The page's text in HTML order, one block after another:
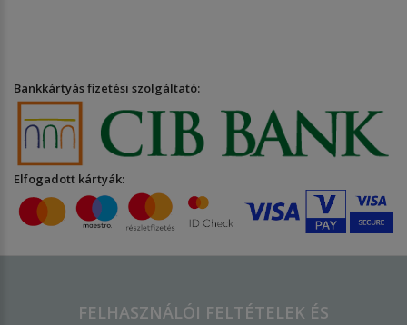
Bankkártyás fizetési szolgáltató:
Elfogadott kártyák:
FELHASZNÁLÓI FELTÉTELEK ÉS